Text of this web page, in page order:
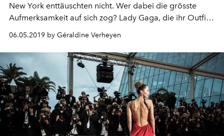
New York enttäuschten nicht. Wer dabei die grösste
Aufmerksamkeit auf sich zog? Lady Gaga, die ihr Outfit
Mal wechselte. Werfen wir einen Blick auf die
spektakulärsten Looks, die das Thema "Camp: Notes on
Fashion" zelebrierten.
06.05.2019 by Géraldine Verheyen